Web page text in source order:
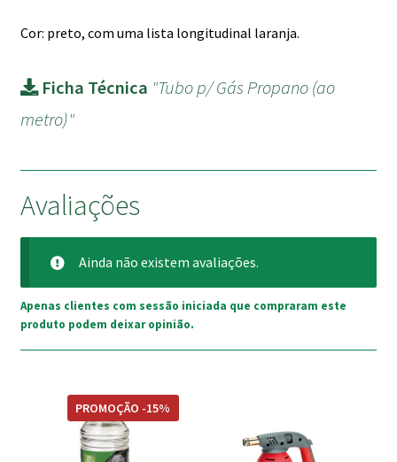
Cor: preto, com uma lista longitudinal laranja.
Ficha Técnica "Tubo p/ Gás Propano (ao
metro)"
Avaliações
Ainda não existem avaliações.
Apenas clientes com sessão iniciada que compraram este
produto podem deixar opinião.
PROMOÇÃO -15%